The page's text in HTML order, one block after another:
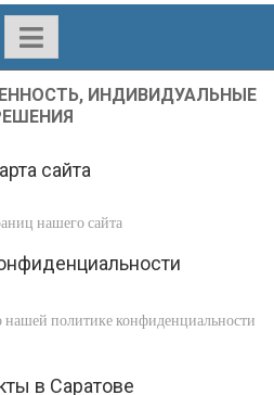
ИНДИВИДУАЛЬНЫЕ
сайта
нашего сайта
нашей политике конфиденциальности
в Саратове